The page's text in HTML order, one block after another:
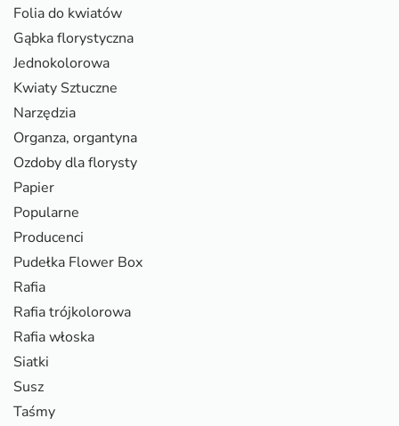
Folia do kwiatów
Gąbka florystyczna
Jednokolorowa
Kwiaty Sztuczne
Narzędzia
Organza, organtyna
Ozdoby dla florysty
Papier
Popularne
Producenci
Pudełka Flower Box
Rafia
Rafia trójkolorowa
Rafia włoska
Siatki
Susz
Taśmy